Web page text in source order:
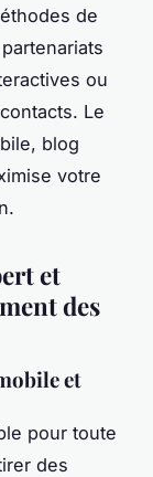
de
ou
Le
blog
votre
et
des
et
pour toute
des